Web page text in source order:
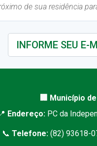
de sua residência
🏢 Município
Endereço: PC da
📞 Telefone:(82) 93618-